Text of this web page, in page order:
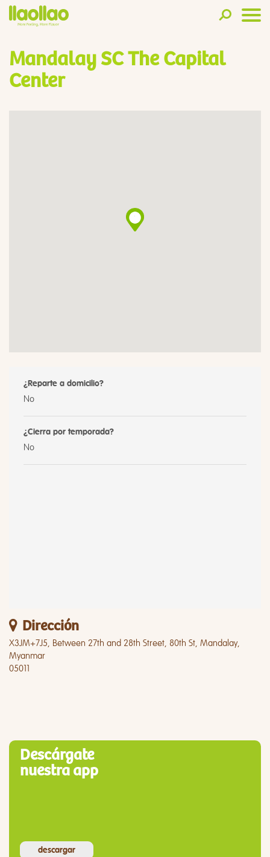
Mandalay SC The Capital
Center
¿Reparte a domicilio?
No
¿Cierra por temporada?
No
Dirección
X3JM+7J5, Between 27th and 28th Street, 80th St, Mandalay,
Myanmar
05011
Descárgate
nuestra app
descargar